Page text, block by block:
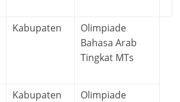
Kabupaten
Olimpiade
Bahasa Arab
Tingkat MTs
Kabupaten
Olimpiade